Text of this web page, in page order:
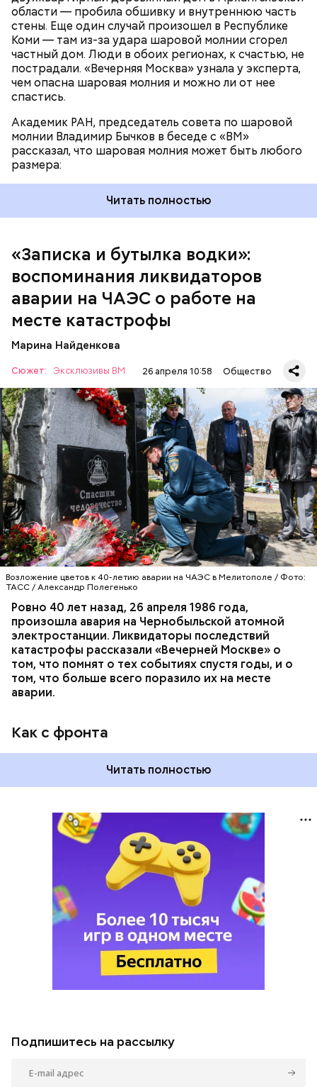
области — пробила обшивку и внутреннюю часть
стены. Еще один случай произошел в Республике
Коми — там из-за удара шаровой молнии сгорел
частный дом. Люди в обоих регионах, к счастью, не
пострадали. «Вечерняя Москва» узнала у эксперта,
чем опасна шаровая молния и можно ли от нее
спастись.
Академик РАН, председатель совета по шаровой
молнии Владимир Бычков в беседе с «ВМ»
рассказал, что шаровая молния может быть любого
размера:
Читать полностью
«Записка и бутылка водки»:
воспоминания ликвидаторов
аварии на ЧАЭС о работе на
месте катастрофы
Марина Найденкова
Сюжет: Эксклюзивы ВМ 26 апреля 10:58 Общество
Возложение цветов к 40-летию аварии на ЧАЭС в Мелитополе / Фото:
ТАСС / Александр Полегенько
Ровно 40 лет назад, 26 апреля 1986 года,
произошла авария на Чернобыльской атомной
электростанции. Ликвидаторы последствий
катастрофы рассказали «Вечерней Москве» о
том, что помнят о тех событиях спустя годы, и о
том, что больше всего поразило их на месте
аварии.
Как с фронта
Специалист гражданской обороны Московского
авиацентра Владимир Макеев в 1986 году служил в
Киеве в отдельном механизированном полку
гражданской обороны. На тот момент, когда
произошла авария на Чернобыльской атомной
станции, ему было 26 лет.
— Об аварии я узнал 26 апреля, когда нас подняли
транспорт. Привезли в полк. Построились. Сказали,
что произошло. Создали мобильный отряд. Через
несколько часов мы направились в сторону
Чернобыля, — вспоминает Макеев.
трагедии. Подобных аварий раньше не случалось.
Поэтому он не испытывал страха.
Читать полностью
АВАРИИ ЧЕРНОБЫЛЬ ИСТОРИЯ
Подпишитесь на рассылку